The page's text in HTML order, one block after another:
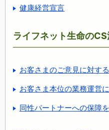
健康経営宣言
ライフネット生命の
お客さまのご意見に対す
お客さま本位の業務運営
同性パートナーへの保障